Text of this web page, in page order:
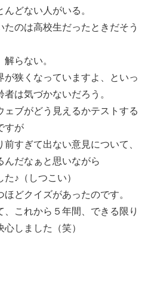
どない人がいる。
たのは高校生だったときだそう
らない。
が狭くなっていますよ、といっ
は気づかないだろう。
ブがどう見えるかテストする
すが
すぎて出ない意見について、
んだなぁと思いながら
♪（しつこい）
どクイズがあったのです。
これから５年間、できる限り
しました（笑）